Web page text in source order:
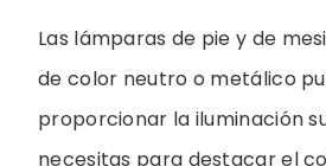
Las lámparas de pie y de
de color neutro o metálico
proporcionar la iluminación
necesitas para destacar el